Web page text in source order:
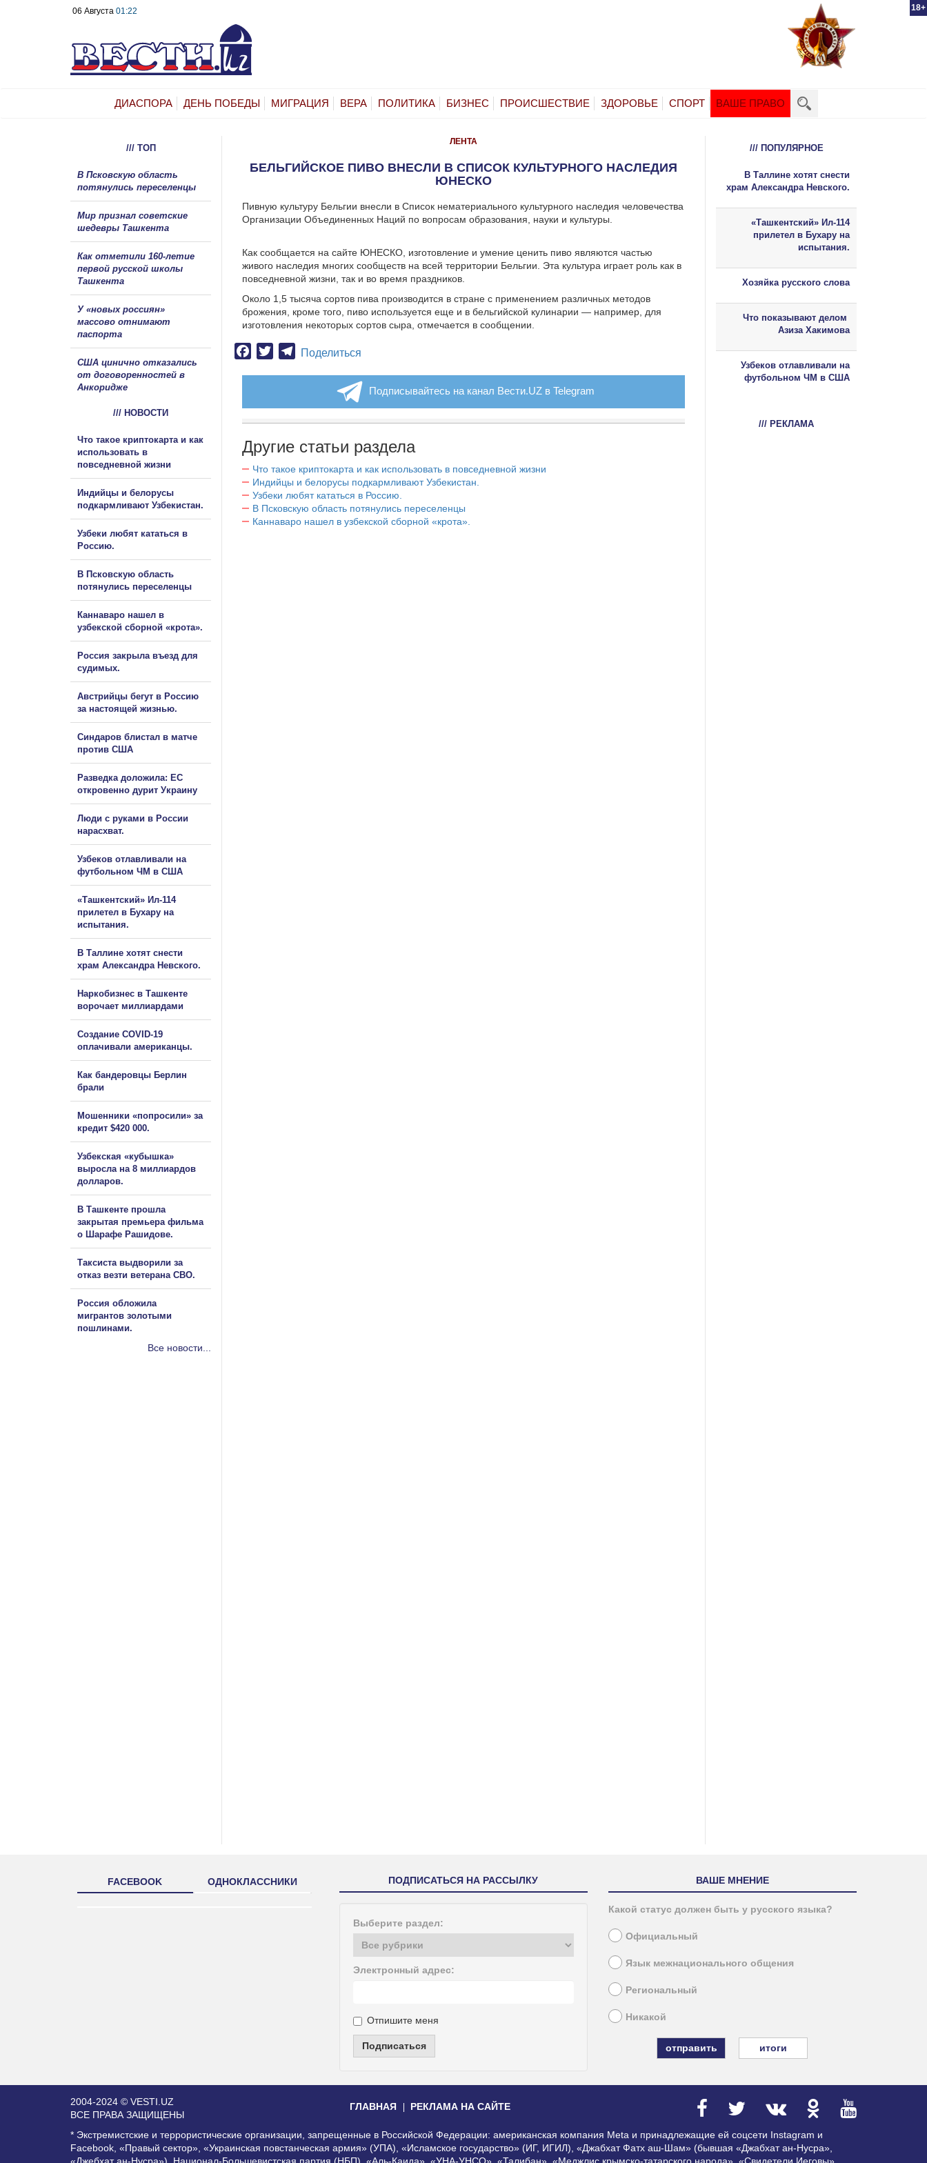
18+
06 Августа 01:22
ДИАСПОРА ДЕНЬ ПОБЕДЫ МИГРАЦИЯ ВЕРА ПОЛИТИКА БИЗНЕС ПРОИСШЕСТВИЕ ЗДОРОВЬЕ СПОРТ ВАШЕ ПРАВО
ЛЕНТА
БЕЛЬГИЙСКОЕ ПИВО ВНЕСЛИ В СПИСОК КУЛЬТУРНОГО НАСЛЕДИЯ
ЮНЕСКО
Пивную культуру Бельгии внесли в Список нематериального культурного наследия человечества
Организации Объединенных Наций по вопросам образования, науки и культуры.
Как сообщается на сайте ЮНЕСКО, изготовление и умение ценить пиво являются частью
живого наследия многих сообществ на всей территории Бельгии. Эта культура играет роль как в
повседневной жизни, так и во время праздников.
Около 1,5 тысяча сортов пива производится в стране с применением различных методов
брожения, кроме того, пиво используется еще и в бельгийской кулинарии — например, для
изготовления некоторых сортов сыра, отмечается в сообщении.
Facebook
TwitterTelegram
Поделиться
Подписывайтесь на канал Вести.UZ в Telegram
Другие статьи раздела
Что такое криптокарта и как использовать в повседневной жизни
Индийцы и белорусы подкармливают Узбекистан.
Узбеки любят кататься в Россию.
В Псковскую область потянулись переселенцы
Каннаваро нашел в узбекской сборной «крота».
/// ТОП
В Псковскую область
потянулись переселенцы
Мир признал советские
шедевры Ташкента
Как отметили 160-летие
первой русской школы
Ташкента
У «новых россиян»
массово отнимают
паспорта
США цинично отказались
от договоренностей в
Анкоридже
/// НОВОСТИ
Что такое криптокарта и как
использовать в
повседневной жизни
Индийцы и белорусы
подкармливают Узбекистан.
Узбеки любят кататься в
Россию.
В Псковскую область
потянулись переселенцы
Каннаваро нашел в
узбекской сборной «крота».
Россия закрыла въезд для
судимых.
Австрийцы бегут в Россию
за настоящей жизнью.
Синдаров блистал в матче
против США
Разведка доложила: ЕС
откровенно дурит Украину
Люди с руками в России
нарасхват.
Узбеков отлавливали на
футбольном ЧМ в США
«Ташкентский» Ил-114
прилетел в Бухару на
испытания.
В Таллине хотят снести
храм Александра Невского.
Наркобизнес в Ташкенте
ворочает миллиардами
Создание COVID-19
оплачивали американцы.
Как бандеровцы Берлин
брали
Мошенники «попросили» за
кредит $420 000.
Узбекская «кубышка»
выросла на 8 миллиардов
долларов.
В Ташкенте прошла
закрытая премьера фильма
о Шарафе Рашидове.
Таксиста выдворили за
отказ везти ветерана СВО.
Россия обложила
мигрантов золотыми
пошлинами.
Все новости...
/// ПОПУЛЯРНОЕ
В Таллине хотят снести
храм Александра Невского.
«Ташкентский» Ил-114
прилетел в Бухару на
испытания.
Хозяйка русского слова
Что показывают делом
Азиза Хакимова
Узбеков отлавливали на
футбольном ЧМ в США
/// РЕКЛАМА
FACEBOOK ОДНОКЛАССНИКИ ПОДПИСАТЬСЯ НА РАССЫЛКУ
Выберите раздел:
Электронный адрес:
Отпишите меня
Подписаться
ВАШЕ МНЕНИЕ
Какой статус должен быть у русского языка?
Официальный
Язык межнационального общения
Региональный
Никакой
итоги
2004-2024 © VESTI.UZ
ВСЕ ПРАВА ЗАЩИЩЕНЫ
ГЛАВНАЯ РЕКЛАМА НА САЙТЕ
* Экстремистские и террористические организации, запрещенные в Российской Федерации: американская компания Meta и принадлежащие ей соцсети Instagram и
Facebook, «Правый сектор», «Украинская повстанческая армия» (УПА), «Исламское государство» (ИГ, ИГИЛ), «Джабхат Фатх аш-Шам» (бывшая «Джабхат ан-Нусра»,
«Джебхат ан-Нусра»), Национал-Большевистская партия (НБП), «Аль-Каида», «УНА-УНСО», «Талибан», «Меджлис крымско-татарского народа», «Свидетели Иеговы»,